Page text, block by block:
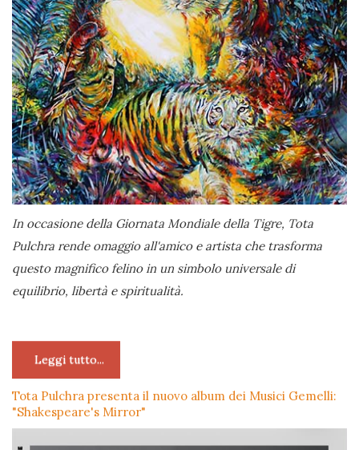
In occasione della Giornata Mondiale della Tigre, Tota
Pulchra rende omaggio all'amico e artista che trasforma
questo magnifico felino in un simbolo universale di
equilibrio, libertà e spiritualità.
Leggi tutto...
Tota Pulchra presenta il nuovo album dei Musici Gemelli:
"Shakespeare's Mirror"